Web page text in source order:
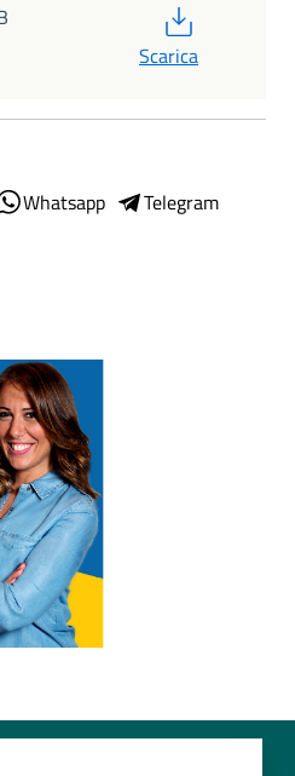
Scarica
Whatsapp
Telegram